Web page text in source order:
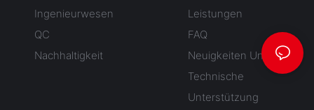
Ingenieurwesen
QC
Nachhaltigkeit
Leistungen
FAQ
Neuigkeiten Und Blog
Technische
Unterstützung